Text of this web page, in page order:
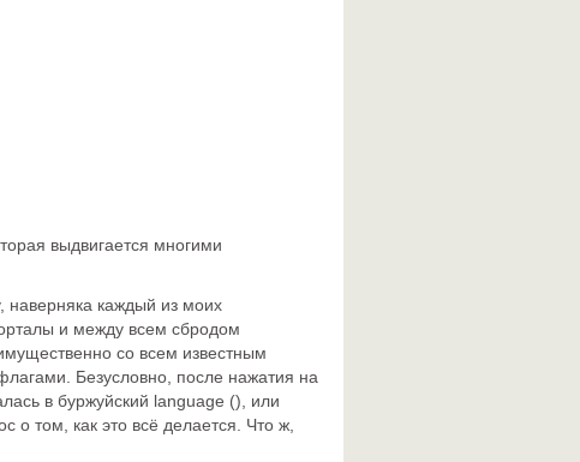
выдвигается многими
наверняка каждый из моих
и между всем сбродом
со всем известным
Безусловно, после нажатия на
в буржуйский language (), или
о том, как это всё делается. Что ж,